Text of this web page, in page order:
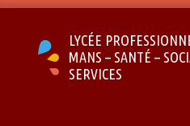
LYCÉE
MANS – SANTÉ –
SERVICES